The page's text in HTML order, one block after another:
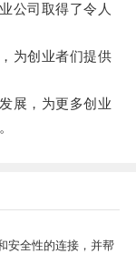
公司取得了令人
为创业者们提供
展，为更多创业
安全性的连接，并帮